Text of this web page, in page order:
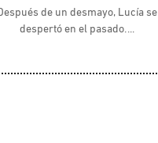
de un desmayo, Lucía se
despertó en el pasado.